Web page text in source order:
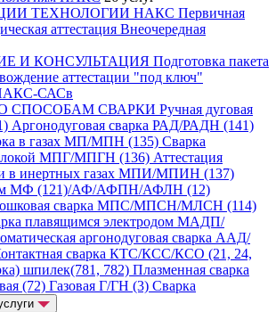
ТЕХНОЛОГИИ НАКС Первичная
аттестация Внеочередная
И КОНСУЛЬТАЦИЯ Подготовка пакета
аттестации "под ключ"
САСв
СПОСОБАМ СВАРКИ Ручная дуговая
Аргонодуговая сварка РАД/РАДН (141)
в газах МП/МПН (135) Сварка
МПГ/МПГН (136) Аттестация
в инертных газах МПИ/МПИН (137)
МФ (121)/АФ/АФПН/АФЛН (12)
сварка МПС/МПСН/МЛСН (114)
плавящимся электродом МАДП/
аргонодуговая сварка ААД/
сварка КТС/КСС/КСО (21, 24,
шпилек(781, 782) Плазменная сварка
(72) Газовая Г/ГН (3) Сварка